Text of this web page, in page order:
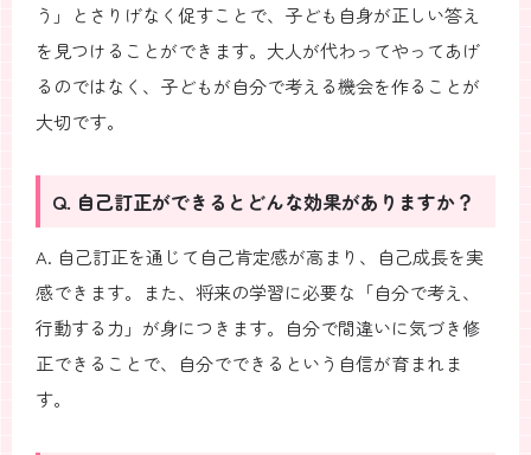
う」とさりげなく促すことで、子ども自身が正しい答え
を見つけることができます。大人が代わってやってあげ
るのではなく、子どもが自分で考える機会を作ることが
大切です。
Q. 自己訂正ができるとどんな効果がありますか？
A. 自己訂正を通じて自己肯定感が高まり、自己成長を実
感できます。また、将来の学習に必要な「自分で考え、
行動する力」が身につきます。自分で間違いに気づき修
正できることで、自分でできるという自信が育まれま
す。